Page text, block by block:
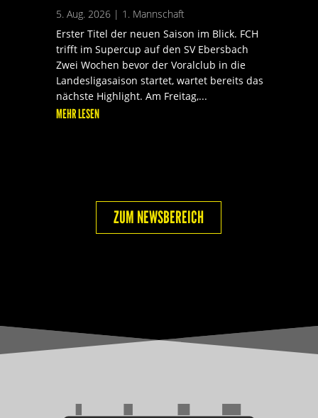
5. Aug. 2026| 1. Mannschaft
Erster Titel der neuen Saison im Blick. FCH
trifft im Supercup auf den SV Ebersbach
Zwei Wochen bevor der Voralclub in die
Landesligasaison startet, wartet bereits das
nächste Highlight. Am Freitag,...
MEHR LESEN
ZUM NEWSBEREICH